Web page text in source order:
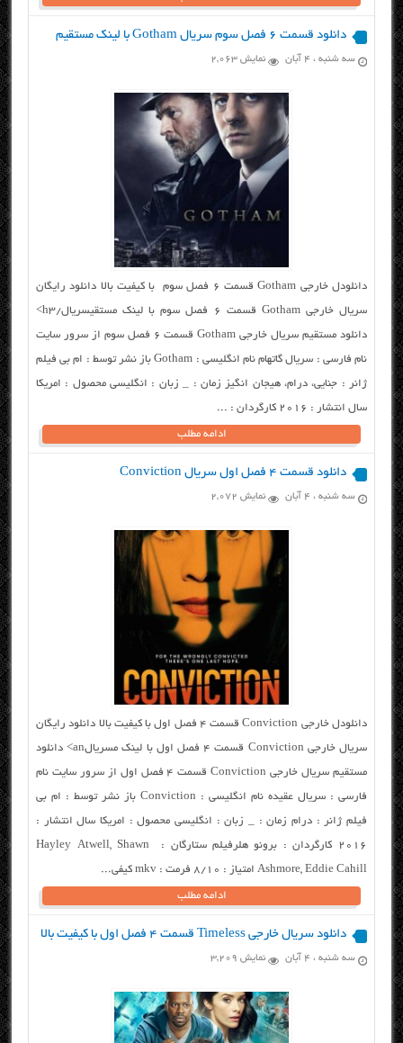
دانلود قسمت ۶ فصل سوم سریال Gotham با لینک مستقیم
سه شنبه ، ۴ آبان نمایش 2,063
دانلودل خارجی Gotham قسمت ۶ فصل سوم با کیفیت بالا دانلود رایگان
سریال خارجی Gotham قسمت ۶ فصل سوم با لینک مستقیسریال/h3>
دانلود مستقیم سریال خارجی Gotham قسمت ۶ فصل سوم از سرور سایت
نام فارسی : سریال گاتهام نام انگلیسی : Gotham باز نشر توسط : ام بی فیلم
ژانر : جنایی، درام، هیجان انگیز زمان : _ زبان : انگلیسی محصول : امریکا
سال انتشار : ۲۰۱۶ کارگردان : ...
ادامه مطلب
دانلود قسمت ۴ فصل اول سریال Conviction
سه شنبه ، ۴ آبان نمایش 2,072
دانلودل خارجی Conviction قسمت ۴ فصل اول با کیفیت بالا دانلود رایگان
سریال خارجی Conviction قسمت ۴ فصل اول با لینک مسریالan> دانلود
مستقیم سریال خارجی Conviction قسمت ۴ فصل اول از سرور سایت نام
فارسی : سریال عقیده نام انگلیسی : Conviction باز نشر توسط : ام بی
فیلم ژانر : درام زمان : _ زبان : انگلیسی محصول : امریکا سال انتشار :
۲۰۱۶ کارگردان : برونو هلرفیلم ستارگان : Hayley Atwell, Shawn
Ashmore, Eddie Cahill امتیاز : ۸/۱۰ فرمت : mkv کیفی...
ادامه مطلب
دانلود سریال خارجی Timeless قسمت ۴ فصل اول با کیفیت بالا
سه شنبه ، ۴ آبان نمایش 3,209